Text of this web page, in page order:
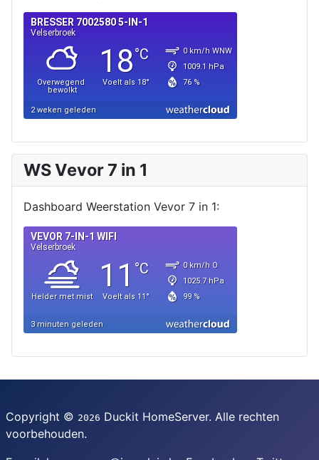
WS Vevor 7 in 1
Dashboard Weerstation Vevor 7 in 1:
Copyright © 2026 Duckit HomeServer. Alle rechten
voorbehouden.